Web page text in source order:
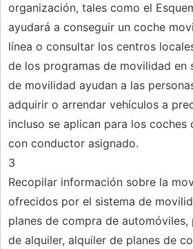
organización, tales como el
ayudará a conseguir un coche
línea o consultar los centros
de los programas de movilidad en
de movilidad ayudan a las
adquirir o arrendar vehículos a
incluso se aplican para los coches
con conductor asignado.
3
Recopilar información sobre la
ofrecidos por el sistema de
planes de compra de
de alquiler, alquiler de planes de